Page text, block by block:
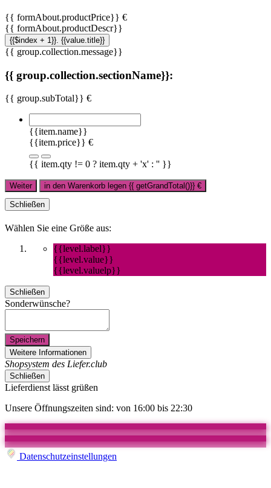
{{ formAbout.productPrice}} €
{{ formAbout.productDescr}}
{{$index + 1}}. {{value.title}}
{{ group.collection.message}}
{{ group.collection.sectionName}}:
{{ group.subTotal}} €
{{item.name}}
{{item.price}} €
{{ item.qty != 0 ? item.qty + 'x' : '' }}
Weiter in den Warenkorb legen {{ getGrandTotal()}} €
Schließen
Wählen Sie eine Größe aus:
{{level.label}}
{{level.value}}
{{level.valuelp}}
Schließen
Sonderwünsche?
Speichern
Weitere Informationen
Shopsystem des Liefer.club
Schließen
Lieferdienst lässt grüßen
Unsere Öffnungszeiten sind: von 16:00 bis 22:30
Datenschutzeinstellungen